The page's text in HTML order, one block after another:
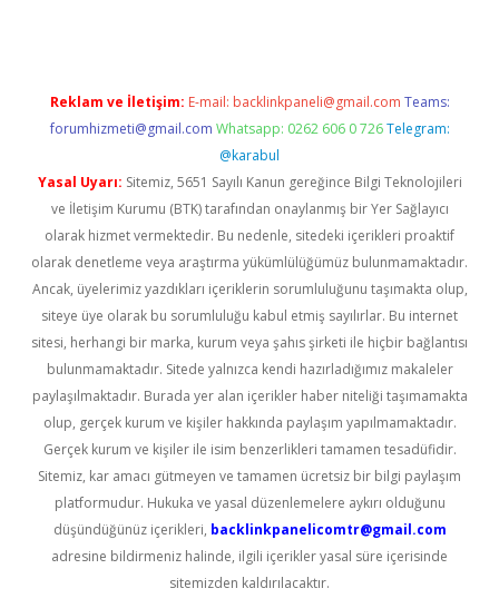
Reklam ve İletişim: E-mail: backlinkpaneli@gmail.com Teams:
forumhizmeti@gmail.com Whatsapp: 0262 606 0 726 Telegram:
@karabul
Yasal Uyarı: Sitemiz, 5651 Sayılı Kanun gereğince Bilgi Teknolojileri
ve İletişim Kurumu (BTK) tarafından onaylanmış bir Yer Sağlayıcı
olarak hizmet vermektedir. Bu nedenle, sitedeki içerikleri proaktif
olarak denetleme veya araştırma yükümlülüğümüz bulunmamaktadır.
Ancak, üyelerimiz yazdıkları içeriklerin sorumluluğunu taşımakta olup,
siteye üye olarak bu sorumluluğu kabul etmiş sayılırlar. Bu internet
sitesi, herhangi bir marka, kurum veya şahıs şirketi ile hiçbir bağlantısı
bulunmamaktadır. Sitede yalnızca kendi hazırladığımız makaleler
paylaşılmaktadır. Burada yer alan içerikler haber niteliği taşımamakta
olup, gerçek kurum ve kişiler hakkında paylaşım yapılmamaktadır.
Gerçek kurum ve kişiler ile isim benzerlikleri tamamen tesadüfidir.
Sitemiz, kar amacı gütmeyen ve tamamen ücretsiz bir bilgi paylaşım
platformudur. Hukuka ve yasal düzenlemelere aykırı olduğunu
düşündüğünüz içerikleri, backlinkpanelicomtr@gmail.com
adresine bildirmeniz halinde, ilgili içerikler yasal süre içerisinde
sitemizden kaldırılacaktır.